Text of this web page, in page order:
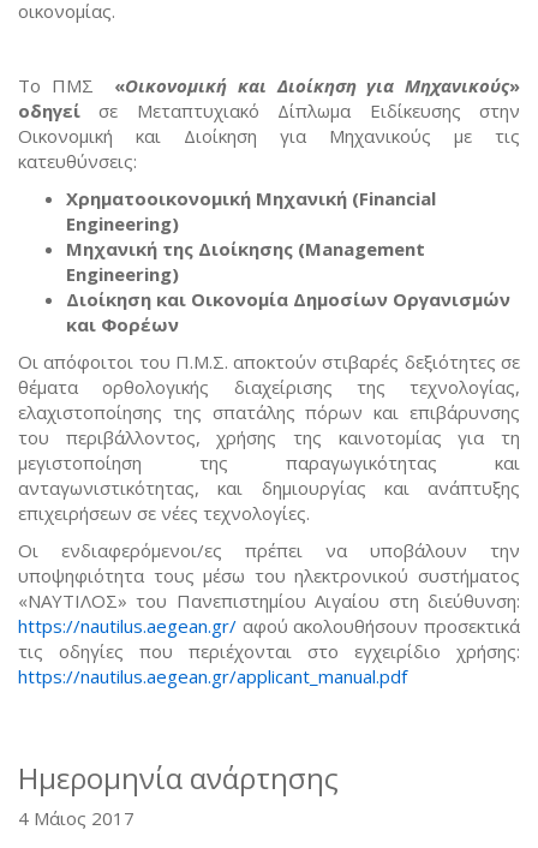
οικονομίας.
Το ΠΜΣ «Οικονομική και Διοίκηση για Μηχανικούς»
οδηγείσε Μεταπτυχιακό Δίπλωμα Ειδίκευσης στην
Οικονομική και Διοίκηση για Μηχανικούς με τις
κατευθύνσεις:
Χρηματοοικονομική Μηχανική (Financial
Engineering)
Μηχανική της Διοίκησης (Management
Engineering)
Διοίκηση και Οικονομία Δημοσίων Οργανισμών
και Φορέων
Οι απόφοιτοι του Π.Μ.Σ. αποκτούν στιβαρές δεξιότητες σε
θέματα ορθολογικής διαχείρισης της τεχνολογίας,
ελαχιστοποίησης της σπατάλης πόρων και επιβάρυνσης
του περιβάλλοντος, χρήσης της καινοτομίας για τη
μεγιστοποίηση της παραγωγικότητας και
ανταγωνιστικότητας, και δημιουργίας και ανάπτυξης
επιχειρήσεων σε νέες τεχνολογίες.
Οι ενδιαφερόμενοι/ες πρέπει να υποβάλουν την
υποψηφιότητα τους μέσω του ηλεκτρονικού συστήματος
«ΝΑΥΤΙΛΟΣ» του Πανεπιστημίου Αιγαίου στη διεύθυνση:
https://nautilus.aegean.gr/ αφού ακολουθήσουν προσεκτικά
τις οδηγίες που περιέχονται στο εγχειρίδιο χρήσης:
https://nautilus.aegean.gr/applicant_manual.pdf
Ημερομηνία ανάρτησης
4 Μάιος 2017